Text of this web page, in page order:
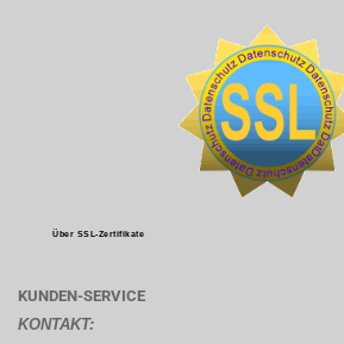
Über SSL-Zertifikate
KUNDEN-SERVICE
KONTAKT: